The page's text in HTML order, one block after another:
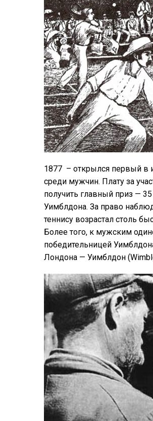
1877 – открылся первый в
среди мужчин. Плату за
получить главный приз —
Уимблдона. За право
теннису возрастал столь
Более того, к мужским
победительницей
Лондона — Уимблдон